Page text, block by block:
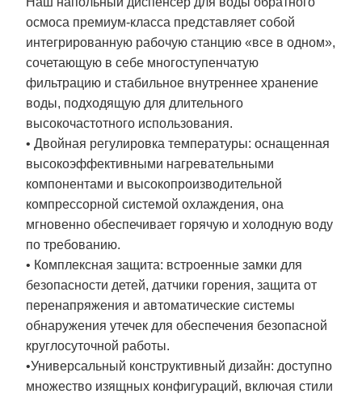
осмоса премиум-класса представляет собой
интегрированную рабочую станцию ​​«все в одном»,
сочетающую в себе многоступенчатую
фильтрацию и стабильное внутреннее хранение
воды, подходящую для длительного
высокочастотного использования.
• Двойная регулировка температуры: оснащенная
высокоэффективными нагревательными
компонентами и высокопроизводительной
компрессорной системой охлаждения, она
мгновенно обеспечивает горячую и холодную воду
по требованию.
• Комплексная защита: встроенные замки для
безопасности детей, датчики горения, защита от
перенапряжения и автоматические системы
обнаружения утечек для обеспечения безопасной
круглосуточной работы.
•Универсальный конструктивный дизайн: доступно
множество изящных конфигураций, включая стили